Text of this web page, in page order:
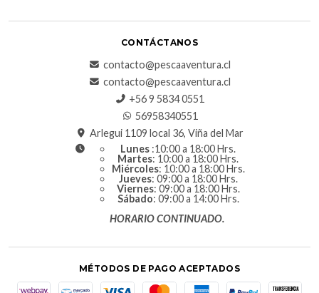
CONTÁCTANOS
contacto@pescaaventura.cl
contacto@pescaaventura.cl
+56 9 5834 0551
56958340551
Arlegui 1109 local 36, Viña del Mar
Lunes :10:00 a 18:00 Hrs.
Martes: 10:00 a 18:00 Hrs.
Miércoles: 10:00 a 18:00 Hrs.
Jueves: 09:00 a 18:00 Hrs.
Viernes: 09:00 a 18:00 Hrs.
Sábado: 09:00 a 14:00 Hrs.
HORARIO CONTINUADO.
MÉTODOS DE PAGO ACEPTADOS